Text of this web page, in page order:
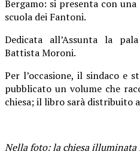
Bergamo: si presenta con
scuola dei Fantoni.
Dedicata all’Assunta la
Battista Moroni.
Per l’occasione, il sindaco e
pubblicato un volume che
chiesa; il libro sarà distribuito
Nella foto: la chiesa illuminata